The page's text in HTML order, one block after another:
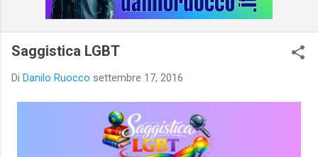
Saggistica LGBT
Di Danilo Ruocco settembre 17, 2016